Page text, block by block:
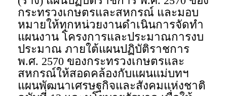
กระทรวงเกษตรและสหกรณ์ และมอบ
หมายให้ทุกหน่วยงานดำเนินการจัดทำ
แผนงาน โครงการและประมาณการงบ
ประมาณ ภายใต้แผนปฏิบัติราชการ
พ.ศ. 2570 ของกระทรวงเกษตรและ
สหกรณ์ให้สอดคล้องกับแผนแม่บทฯ
แผนพัฒนาเศรษฐกิจและสังคมแห่งชาติ